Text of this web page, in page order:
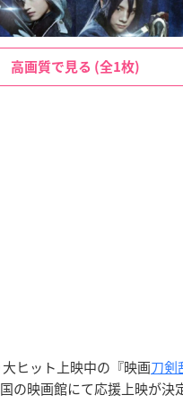
高画質で見る (全1枚)
ヒット上映中の『映画刀剣
の映画館にて応援上映が決